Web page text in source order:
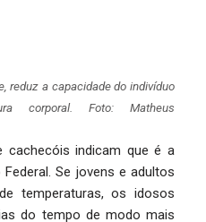
reduz a capacidade do indivíduo
corporal. Foto: Matheus
cachecóis indicam que é a
Se jovens e adultos
temperaturas, os idosos
do tempo de modo mais